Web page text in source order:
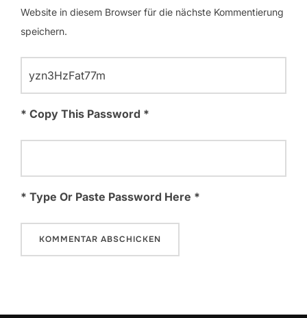
Website in diesem Browser für die nächste Kommentierung
speichern.
* Copy This Password *
* Type Or Paste Password Here *